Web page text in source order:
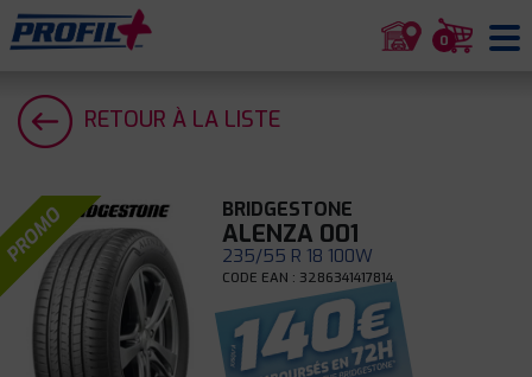
0
RETOUR À LA LISTE
PROMO BRIDGESTONE
ALENZA 001
235/55 R 18 100W
CODE EAN : 3286341417814